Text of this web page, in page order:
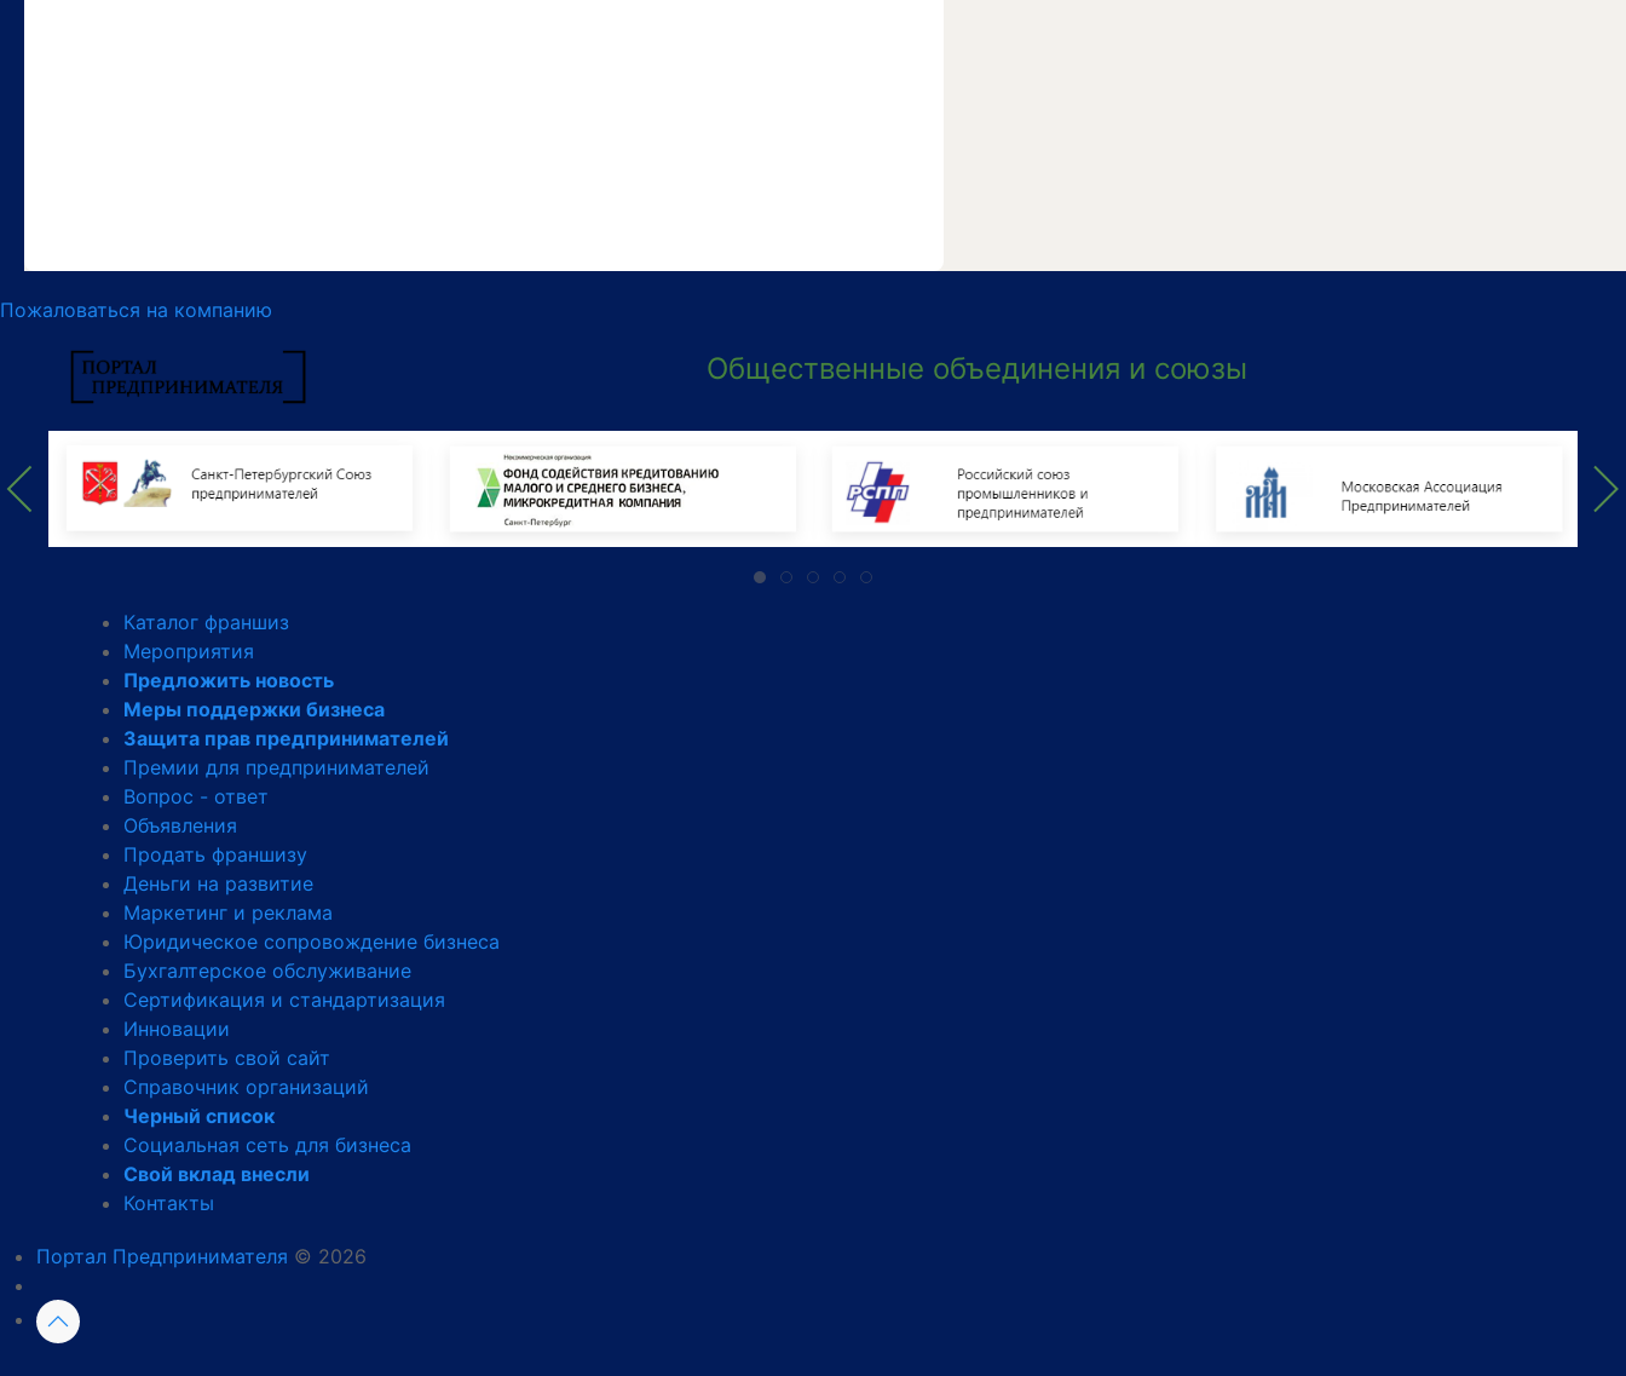
Пожаловаться на компанию
Общественные объединения и союзы
Каталог франшиз
Мероприятия
Предложить новость
Меры поддержки бизнеса
Защита прав предпринимателей
Премии для предпринимателей
Вопрос - ответ
Объявления
Продать франшизу
Деньги на развитие
Маркетинг и реклама
Юридическое сопровождение бизнеса
Бухгалтерское обслуживание
Сертификация и стандартизация
Инновации
Проверить свой сайт
Справочник организаций
Черный список
Социальная сеть для бизнеса
Свой вклад внесли
Контакты
Портал Предпринимателя © 2026